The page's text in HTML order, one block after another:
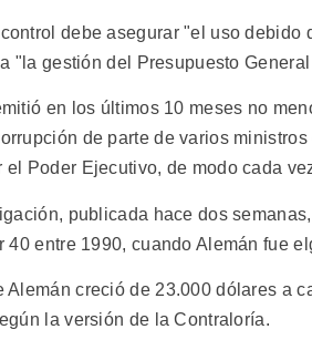
debe asegurar "el uso
"la gestión del Presupuesto
en los últimos 10 meses no
de parte de varios
el Poder Ejecutivo, de modo cada
publicada hace dos
40 entre 1990, cuando Alemán fue
Alemán creció de 23.000 dólares a
la versión de la Contraloría.